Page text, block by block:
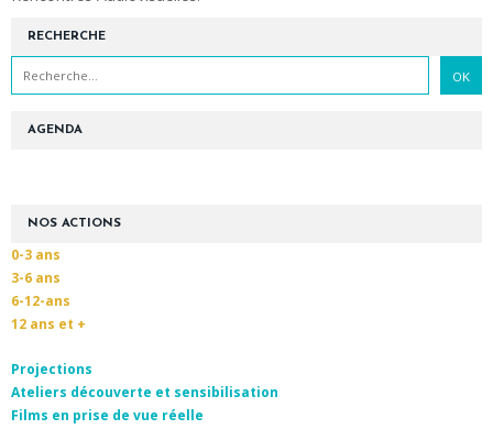
RECHERCHE
NOS ACTIONS
0-3 ans
3-6 ans
6-12-ans
12 ans et +
Projections
Ateliers découverte et sensibilisation
Films en prise de vue réelle
AGENDA